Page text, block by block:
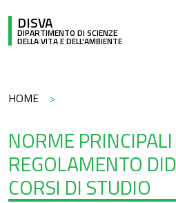
DISVA
DIPARTIMENTO DI SCIENZE
DELLA VITA E DELL'AMBIENTE
Briciole di pane
HOME
NORME
REGOLAMENTO
CORSI DI STUDIO